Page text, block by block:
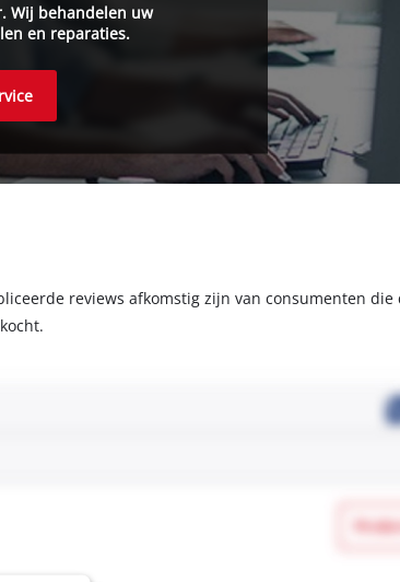
Wij behandelen uw
en reparaties.
reviews afkomstig zijn van consumenten die